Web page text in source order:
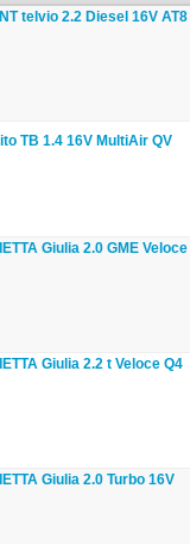
telvio 2.2 Diesel 16V AT8
TB 1.4 16V MultiAir QV
Giulia 2.0 GME Veloce
Giulia 2.2 t Veloce Q4
Giulia 2.0 Turbo 16V